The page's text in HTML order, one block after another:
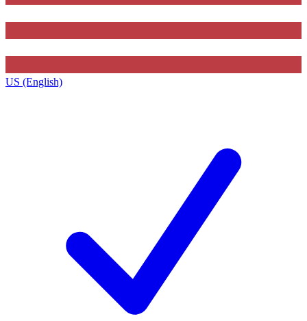
US (English)